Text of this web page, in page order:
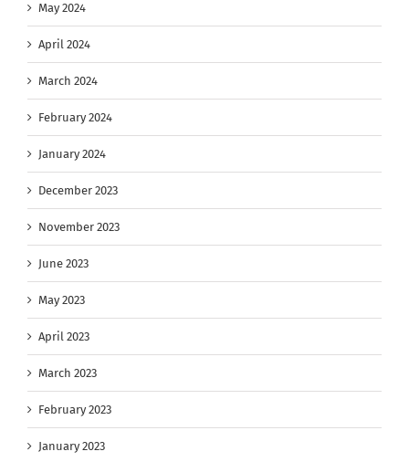
May 2024
April 2024
March 2024
February 2024
January 2024
December 2023
November 2023
June 2023
May 2023
April 2023
March 2023
February 2023
January 2023